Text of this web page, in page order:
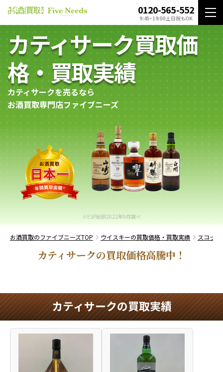
0120-565-552
9:45~19:00 土日祝もOK
カティサーク買取価
格・買取実績
カティサークを売るなら
お酒買取専門店ファイブニーズ
※ESP総研2022年9月調べ
お酒買取のファイブニーズTOP ウイスキーの買取価格・買取実績 スコッ
カティサークの買取価格高騰中！
カティサークの買取実績